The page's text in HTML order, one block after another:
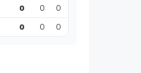
0 0 0
0 0 0